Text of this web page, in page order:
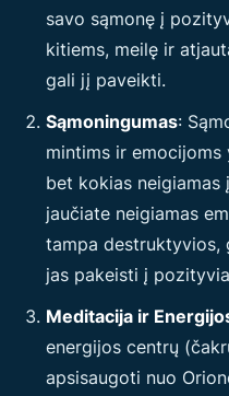
savo sąmonę į
kitiems, meilę ir
gali jį paveikti.
Sąmoningumas:
mintims ir emocijoms
bet kokias neigiamas
jaučiate neigiamas
tampa destruktyvios,
jas pakeisti į
Meditacija ir
energijos centrų
apsisaugoti nuo